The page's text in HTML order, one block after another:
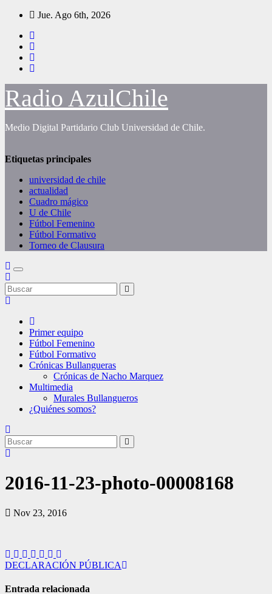
Saltar
contenido
Jue. Ago 6th, 2026
Radio AzulChile
Medio Digital Partidario Club Universidad de Chile.
Etiquetas principales
universidad de chile
actualidad
Cuadro mágico
U de Chile
Fútbol Femenino
Fútbol Formativo
Torneo de Clausura
Primer equipo
Fútbol Femenino
Fútbol Formativo
Crónicas Bullangueras
Crónicas de Nacho Marquez
Multimedia
Murales Bullangueros
¿Quiénes somos?
2016-11-23-photo-00008168
Nov 23, 2016
Navegación
de
DECLARACIÓN PÚBLICA
Entrada relacionada